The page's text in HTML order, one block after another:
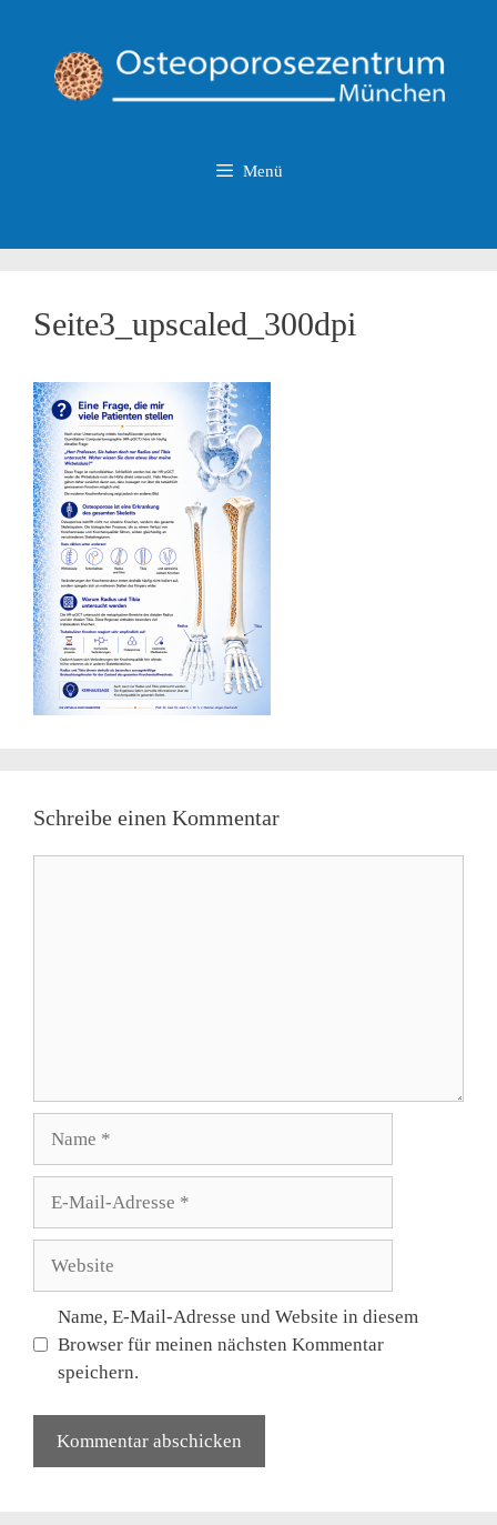
springen
Menü
Seite3_upscaled_300dpi
Schreibe einen Kommentar
Adresse
Name, E-Mail-Adresse und Website in diesem
Browser für meinen nächsten Kommentar
speichern.